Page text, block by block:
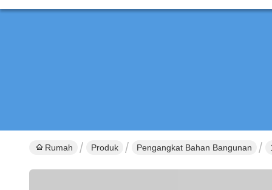
Rumah Produk Pengangkat Bahan Bangunan